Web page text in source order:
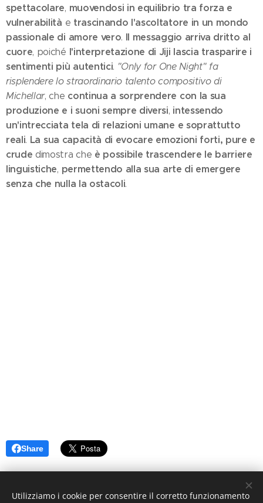
spettacolare, muovendosi in equilibrio tra forza e
vulnerabilità e trascinando l'ascoltatore in un mondo
passionale di amore vero. Il messaggio arriva dritto al
cuore, poiché l'interpretazione di Jiji lascia trasparire i
sentimenti più autentici. "Only for One Night" fa
risplendere lo straordinario talento compositivo di
Michellar, che continua a sorprendere con la sua
produzione e i suoni sempre diversi, intessendo
un'intrecciata tela di relazioni umane e soprattutto
reali. La sua capacità di evocare emozioni forti, pure e
crude dimostra che è possibile trascendere le barriere
linguistiche, permettendo alla sua arte di emergere
senza che nulla la ostacoli.
Share
Utilizziamo i cookie per consentire il corretto funzionamento